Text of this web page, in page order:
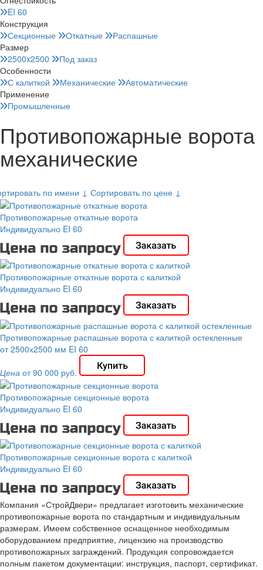
EI 60
Конструкция
Секционные
Откатные
Распашные
Размер
2500x2500
Под заказ
Особенности
С калиткой
Механические
Автоматические
Применение
Промышленные
Противопожарные ворота
механические
по имени ↓ Сортировать по цене ↓
Противопожарные откатные ворота
Индивидуально EI 60
Противопожарные откатные ворота с калиткой
Индивидуально EI 60
Противопожарные распашные ворота с калиткой остекленные
от 2500х2500 мм EI 60
Цена от 90 000 руб.
Противопожарные секционные ворота
Индивидуально EI 60
Противопожарные секционные ворота с калиткой
Индивидуально EI 60
Компания «СтройДвери» предлагает изготовить механические
противопожарные ворота по стандартным и индивидуальным
размерам. Имеем собственное оснащенное необходимым
оборудованием предприятие, лицензию на производство
противопожарных заграждений. Продукция сопровождается
полным пакетом документации: инструкция, паспорт, сертификат.